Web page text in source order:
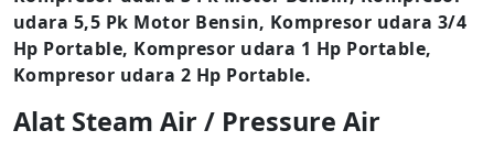
udara 5,5 Pk Motor Bensin, Kompresor udara 3/4
Hp Portable, Kompresor udara 1 Hp Portable,
Kompresor udara 2 Hp Portable.
Alat Steam Air / Pressure Air